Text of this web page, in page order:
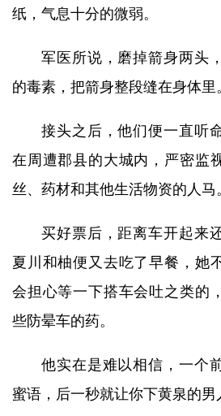
纸，气息十分的微弱。
军医所说，磨掉箭身两头
的毒素，把箭身整段缝在身体里
接头之后，他们便一直听
在周遭郡县的大城内，严密监
丝、药材和其他生活物资的人马
买好票后，距离车开起来
夏川和柚便又去吃了早餐，她
会担心等一下搭车会吐之类的
些防晕车的药。
他实在是难以相信，一个
蜜语，后一秒就让你下黄泉的男